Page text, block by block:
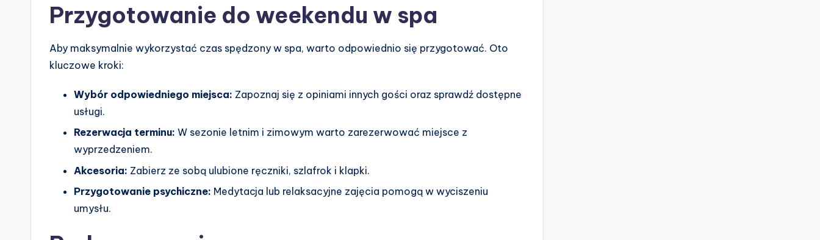
Przygotowanie do weekendu w spa
Aby maksymalnie wykorzystać czas spędzony w spa, warto odpowiednio się przygotować. Oto
kluczowe kroki:
Wybór odpowiedniego miejsca: Zapoznaj się z opiniami innych gości oraz sprawdź dostępne
usługi.
Rezerwacja terminu: W sezonie letnim i zimowym warto zarezerwować miejsce z
wyprzedzeniem.
Akcesoria: Zabierz ze sobą ulubione ręczniki, szlafrok i klapki.
Przygotowanie psychiczne: Medytacja lub relaksacyjne zajęcia pomogą w wyciszeniu
umysłu.